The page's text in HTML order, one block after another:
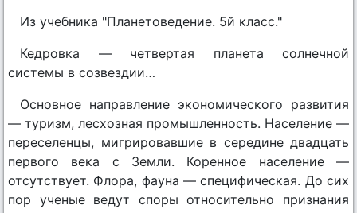
Из учебника "Планетоведение. 5й класс."
Кедровка — четвертая планета солнечной
системы в созвездии…
Основное направление экономического развития
— туризм, лесхозная промышленность. Население —
переселенцы, мигрировавшие в середине двадцать
первого века с Земли. Коренное население —
отсутствует. Флора, фауна — специфическая. До сих
пор ученые ведут споры относительно признания